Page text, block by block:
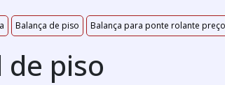
Balança de piso Balança para ponte rolante preço
piso